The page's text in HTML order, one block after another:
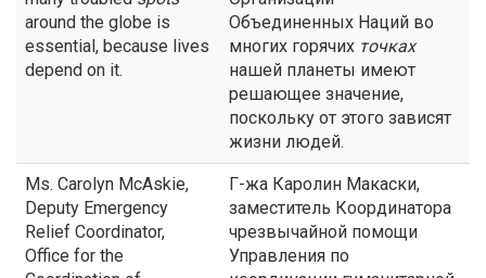
around the globe is
essential, because lives
depend on it.
Объединенных Наций во
многих горячих точках
нашей планеты имеют
решающее значение,
поскольку от этого зависят
жизни людей.
Ms. Carolyn McAskie,
Deputy Emergency
Relief Coordinator,
Office for the
Г-жа Каролин Макаски,
заместитель Координатора
чрезвычайной помощи
Управления по